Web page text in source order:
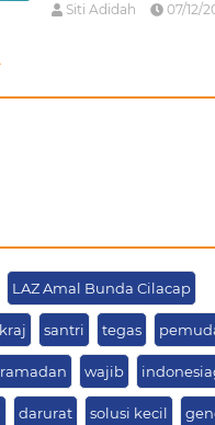
Siti Adidah 07/12/
LAZ Amal Bunda Cilacap
santri tegas
wajib
darurat solusi kecil